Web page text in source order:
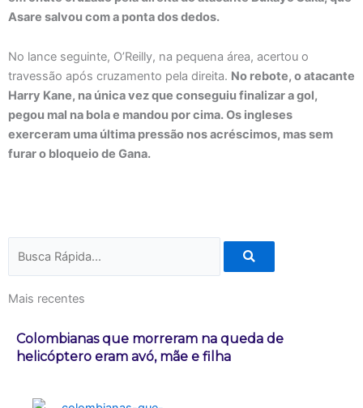
Asare salvou com a ponta dos dedos.
No lance seguinte, O’Reilly, na pequena área, acertou o
travessão após cruzamento pela direita. No rebote, o atacante
Harry Kane, na única vez que conseguiu finalizar a gol,
pegou mal na bola e mandou por cima. Os ingleses
exerceram uma última pressão nos acréscimos, mas sem
furar o bloqueio de Gana.
Mais recentes
Colombianas que morreram na queda de
helicóptero eram avó, mãe e filha